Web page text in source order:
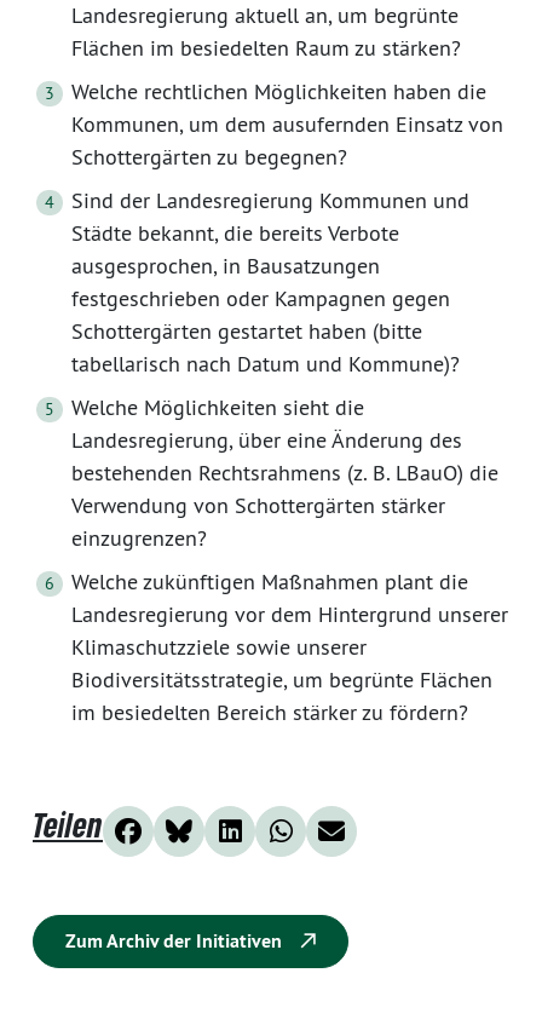
Landesregierung aktuell an, um begrünte
Flächen im besiedelten Raum zu stärken?
Welche rechtlichen Möglichkeiten haben die
Kommunen, um dem ausufernden Einsatz von
Schottergärten zu begegnen?
Sind der Landesregierung Kommunen und
Städte bekannt, die bereits Verbote
ausgesprochen, in Bausatzungen
festgeschrieben oder Kampagnen gegen
Schottergärten gestartet haben (bitte
tabellarisch nach Datum und Kommune)?
Welche Möglichkeiten sieht die
Landesregierung, über eine Änderung des
bestehenden Rechtsrahmens (z. B. LBauO) die
Verwendung von Schottergärten stärker
einzugrenzen?
Welche zukünftigen Maßnahmen plant die
Landesregierung vor dem Hintergrund unserer
Klimaschutzziele sowie unserer
Biodiversitätsstrategie, um begrünte Flächen
im besiedelten Bereich stärker zu fördern?
Teilen
Zum Archiv der Initiativen